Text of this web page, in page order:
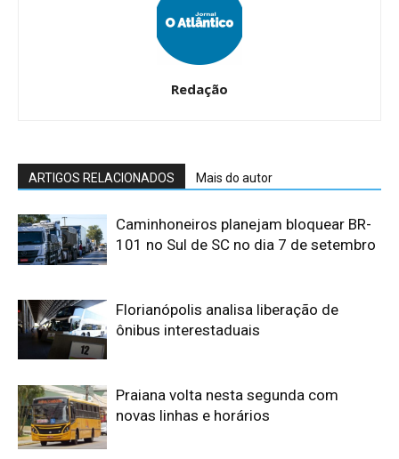
Redação
ARTIGOS RELACIONADOS Mais do autor
Caminhoneiros planejam bloquear BR-
101 no Sul de SC no dia 7 de setembro
Florianópolis analisa liberação de
ônibus interestaduais
Praiana volta nesta segunda com
novas linhas e horários